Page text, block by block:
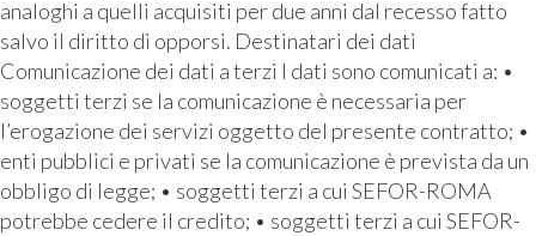
analoghi a quelli acquisiti per due anni dal recesso fatto
salvo il diritto di opporsi. Destinatari dei dati
Comunicazione dei dati a terzi I dati sono comunicati a: •
soggetti terzi se la comunicazione è necessaria per
l’erogazione dei servizi oggetto del presente contratto; •
enti pubblici e privati se la comunicazione è prevista da un
obbligo di legge; • soggetti terzi a cui SEFOR-ROMA
potrebbe cedere il credito; • soggetti terzi a cui SEFOR-